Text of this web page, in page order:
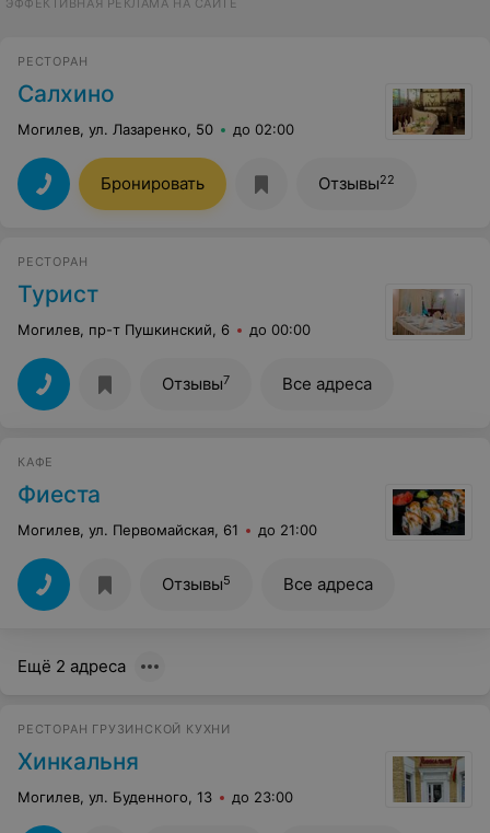
ЭФФЕКТИВНАЯ РЕКЛАМА НА САЙТЕ
РЕСТОРАН
Салхино
Могилев, ул. Лазаренко, 50 до 02:00
Бронировать Отзывы22
РЕСТОРАН
Турист
Могилев, пр-т Пушкинский, 6 до 00:00
Отзывы7 Все адреса
КАФЕ
Фиеста
Могилев, ул. Первомайская, 61 до 21:00
Отзывы5 Все адреса
Ещё 2 адреса
РЕСТОРАН ГРУЗИНСКОЙ КУХНИ
Хинкальня
Могилев, ул. Буденного, 13 до 23:00